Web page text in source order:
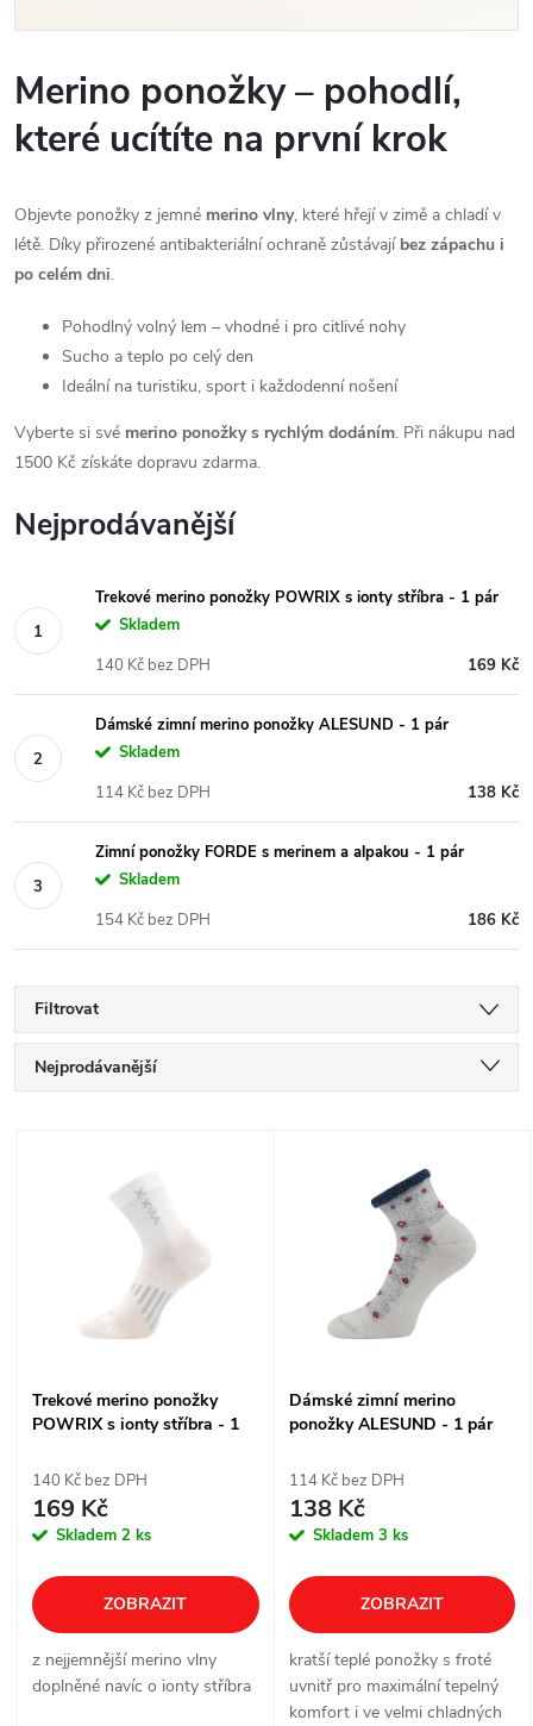
Merino ponožky – pohodlí,
které ucítíte na první krok
Objevte ponožky z jemné merino vlny, které hřejí v zimě a chladí v
létě. Díky přirozené antibakteriální ochraně zůstávají bez zápachu i
po celém dni.
Pohodlný volný lem – vhodné i pro citlivé nohy
Sucho a teplo po celý den
Ideální na turistiku, sport i každodenní nošení
Vyberte si své merino ponožky s rychlým dodáním. Při nákupu nad
1500 Kč získáte dopravu zdarma.
Nejprodávanější
Trekové merino ponožky POWRIX s ionty stříbra - 1 pár
Skladem
169 Kč
140 Kč bez DPH
Dámské zimní merino ponožky ALESUND - 1 pár
Skladem
138 Kč
114 Kč bez DPH
Zimní ponožky FORDE s merinem a alpakou - 1 pár
Skladem
186 Kč
154 Kč bez DPH
Filtrovat
Ř
p
o
d
u
Nejprodávanější
s
o
d
u
Trekové merino ponožky
POWRIX s ionty stříbra - 1
140 Kč bez DPH
169 Kč
Skladem 2 ks
ZOBRAZIT
z nejjemnější merino vlny
doplněné navíc o ionty stříbra
Dámské zimní merino
ponožky ALESUND - 1 pár
114 Kč bez DPH
138 Kč
Skladem 3 ks
ZOBRAZIT
kratší teplé ponožky s froté
uvnitř pro maximální tepelný
komfort i ve velmi chladných